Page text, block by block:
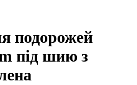
подорожей
під шию з